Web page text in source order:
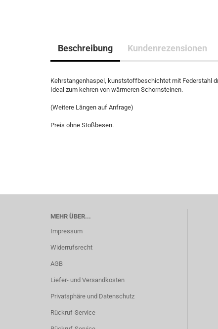
Beschreibung Kundenrezensionen
Kehrstangenhaspel, kunststoffbeschichtet mit Federstahl
Ideal zum kehren von wärmeren Schornsteinen.
(Weitere Längen auf Anfrage)
Preis ohne Stoßbesen.
MEHR ÜBER...
Impressum
Widerrufsrecht
AGB
Liefer- und Versandkosten
Privatsphäre und Datenschutz
Rückruf-Service